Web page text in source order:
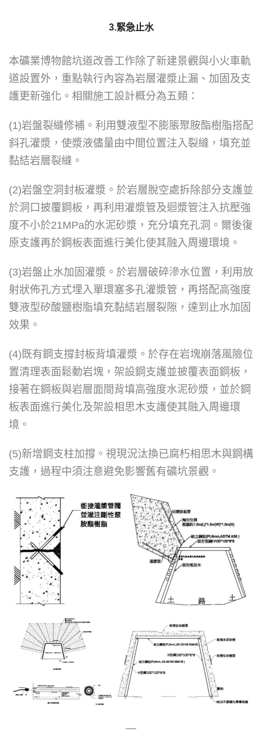
3.緊急止水
本礦業博物館坑道改善工作除了新建景觀與小火車軌
道設置外，重點執行內容為岩層灌漿止漏、加固及支
護更新強化。相關施工設計概分為五類：
(1)岩盤裂縫修補。利用雙液型不膨脹聚胺酯樹脂搭配
斜孔灌漿，使漿液儘量由中間位置注入裂縫，填充並
黏結岩層裂縫。
(2)岩盤空洞封板灌漿。於岩層脫空處拆除部分支護並
於洞口披覆鋼板，再利用灌漿管及迴漿管注入抗壓強
度不小於21MPa的水泥砂漿，充分填充孔洞。爾後復
原支護再於鋼板表面進行美化使其融入周邊環境。
(3)岩盤止水加固灌漿。於岩層破碎滲水位置，利用放
射狀佈孔方式埋入單環塞多孔灌漿管，再搭配高強度
雙液型矽酸鹽樹脂填充黏結岩層裂隙，達到止水加固
效果。
(4)既有鋼支撐封板背填灌漿。於存在岩塊崩落風險位
置清理表面鬆動岩塊，架設鋼支護並披覆表面鋼板，
接著在鋼板與岩層面間背填高強度水泥砂漿，並於鋼
板表面進行美化及架設相思木支護使其融入周邊環
境。
(5)新增鋼支柱加撐。視現況汰換已腐朽相思木與鋼構
支護，過程中須注意避免影響舊有礦坑景觀。
—